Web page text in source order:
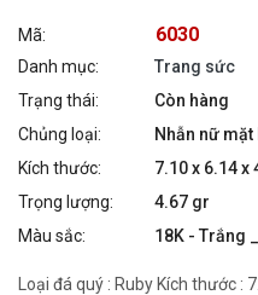
Mã: 6030
Danh mục:
Trang sức
Trạng thái:
Còn hàng
Chủng loại:
Nhẫn nữ mặt
Kích thước:
7.10 x 6.14 x
Trọng lượng:
4.67 gr
Màu sắc:
18K - Trắng
Loại đá quý : Ruby Kích thước :